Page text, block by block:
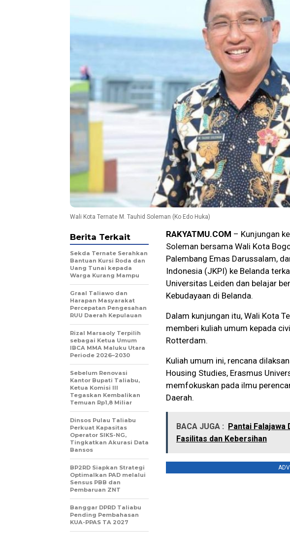
Wali Kota Ternate M. Tauhid Soleman (Ko Edo Huka)
RAKYATMU.COM – Kunjungan
Soleman bersama Wali Kota
Palembang Emas Darussalam,
Indonesia (JKPI) ke Belanda
Universitas Leiden dan belajar
Kebudayaan di Belanda.
Dalam kunjungan itu, Wali Kota
memberi kuliah umum kepada
Rotterdam.
Kuliah umum ini, rencana
Housing Studies, Erasmus
memfokuskan pada ilmu
Daerah.
BACA JUGA :
Pantai Falajawa
Fasilitas dan Kebersihan
Berita Terkait
Sekda Ternate Serahkan
Bantuan Kursi Roda dan
Uang Tunai kepada
Warga Kurang Mampu
Graal Taliawo dan
Harapan Masyarakat
Percepatan Pengesahan
RUU Daerah Kepulauan
Rizal Marsaoly Terpilih
sebagai Ketua Umum
IBCA MMA Maluku Utara
Periode 2026–2030
Sebelum Renovasi
Kantor Bupati Taliabu,
Ketua Komisi III
Tegaskan Kembalikan
Temuan Rp1,8 Miliar
Dinsos Pulau Taliabu
Perkuat Kapasitas
Operator SIKS-NG,
Tingkatkan Akurasi Data
Bansos
BP2RD Siapkan Strategi
Optimalkan PAD melalui
Sensus PBB dan
Pembaruan ZNT
Banggar DPRD Taliabu
Pending Pembahasan
KUA-PPAS TA 2027